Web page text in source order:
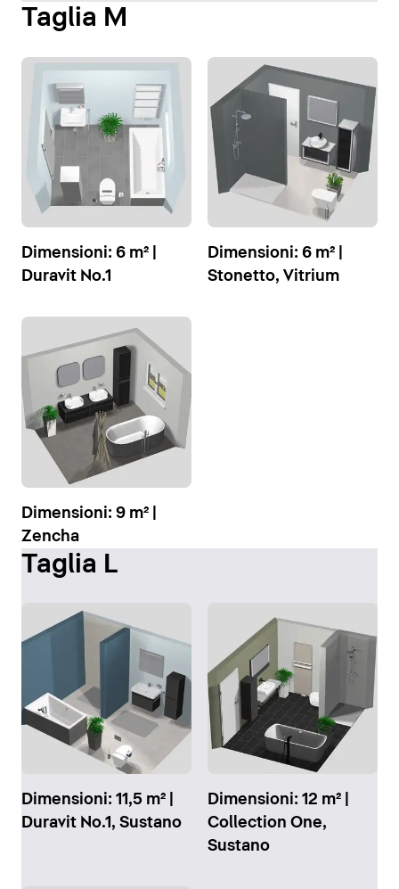
Taglia M
Dimensioni: 6 m² |
Duravit No.1
Dimensioni: 6 m² |
Stonetto, Vitrium
Dimensioni: 9 m² |
Zencha
Taglia L
Dimensioni: 11,5 m² |
Duravit No.1, Sustano
Dimensioni: 12 m² |
Collection One,
Sustano